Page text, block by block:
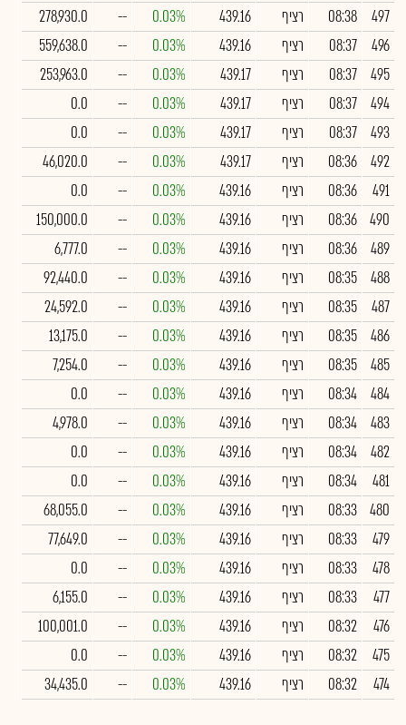
497
08:38 רציף 439.16
0.03%
--
278,930.0
496
08:37 רציף 439.16
0.03%
--
559,638.0
495
08:37 רציף 439.17
0.03%
--
253,963.0
494
08:37 רציף 439.17
0.03%
--
0.0
493
08:37 רציף 439.17
0.03%
--
0.0
492
08:36 רציף 439.17
0.03%
--
46,020.0
491
08:36 רציף 439.16
0.03%
--
0.0
490
08:36 רציף 439.16
0.03%
--
150,000.0
489
08:36 רציף 439.16
0.03%
--
6,777.0
488
08:35 רציף 439.16
0.03%
--
92,440.0
487
08:35 רציף 439.16
0.03%
--
24,592.0
486
08:35 רציף 439.16
0.03%
--
13,175.0
485
08:35 רציף 439.16
0.03%
--
7,254.0
484
08:34 רציף 439.16
0.03%
--
0.0
483
08:34 רציף 439.16
0.03%
--
4,978.0
482
08:34 רציף 439.16
0.03%
--
0.0
481
08:34 רציף 439.16
0.03%
--
0.0
480
08:33 רציף 439.16
0.03%
--
68,055.0
479
08:33 רציף 439.16
0.03%
--
77,649.0
478
08:33 רציף 439.16
0.03%
--
0.0
477
08:33 רציף 439.16
0.03%
--
6,155.0
476
08:32 רציף 439.16
0.03%
--
100,001.0
475
08:32 רציף 439.16
0.03%
--
0.0
474
08:32 רציף 439.16
0.03%
--
34,435.0